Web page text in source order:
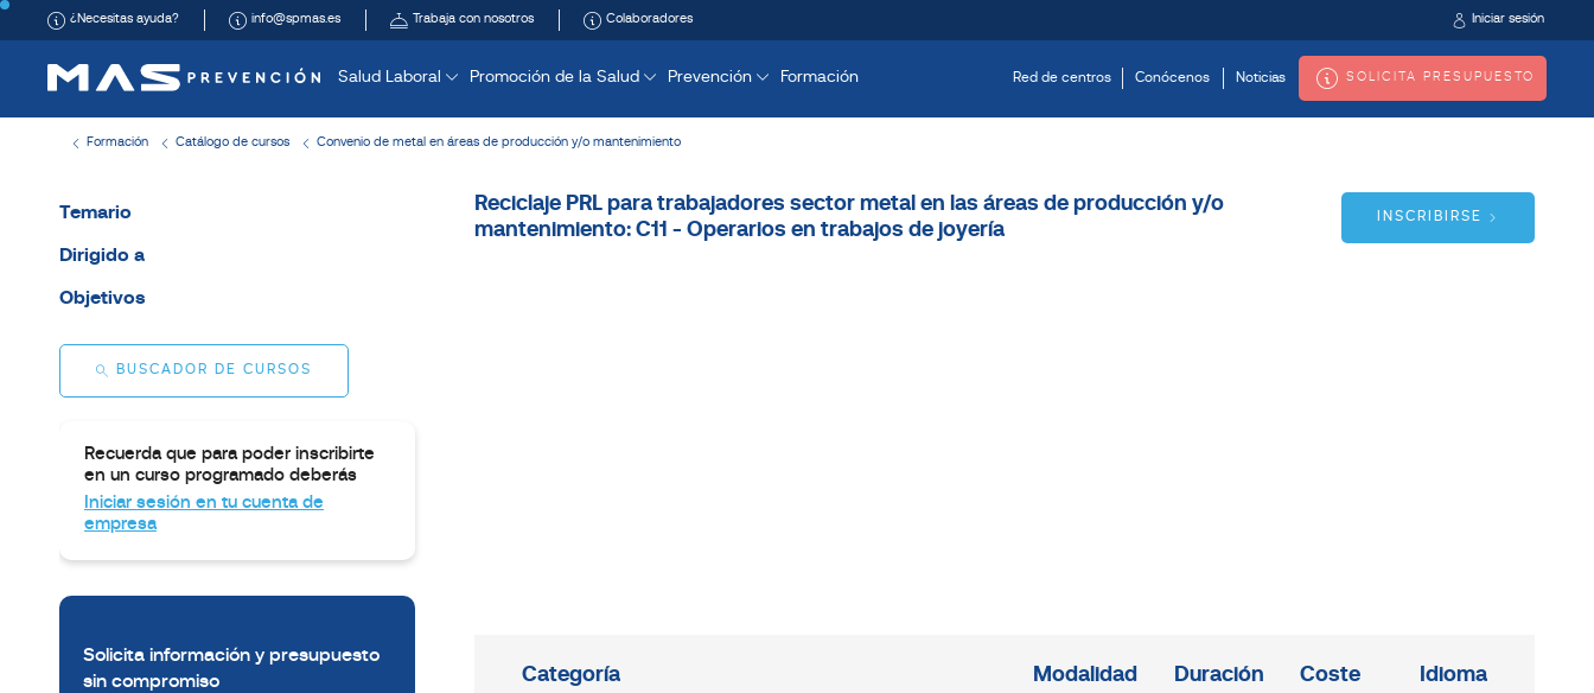
¿Necesitas ayuda? info@spmas.es Trabaja con nosotros Colaboradores Iniciar sesión
Salud Laboral Promoción de la Salud Prevención Formación Red de centros Conócenos Noticias SOLICITA PRESUPUESTO
Formación Catálogo de cursos Convenio de metal en áreas de producción y/o mantenimiento
Temario
Dirigido a
Objetivos
BUSCADOR DE CURSOS
Recuerda que para poder inscribirte
en un curso programado deberás
Iniciar sesión en tu cuenta de
empresa
Solicita información y presupuesto
sin compromiso
Reciclaje PRL para trabajadores sector metal en las áreas de producción y/o
mantenimiento: C11 - Operarios en trabajos de joyería
INSCRIBIRSE
Categoría Modalidad Duración Coste Idioma